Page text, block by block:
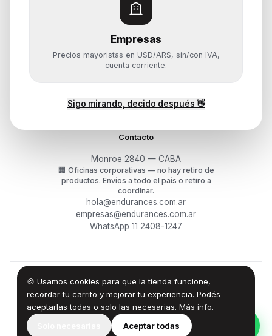
Empresas
Precios mayoristas en USD/ARS, sin/con IVA,
cuenta corriente.
Sigo mirando, decido después 👋
🍪 Usamos cookies para que la tienda funcione,
recordar tu carrito y mejorar tu experiencia. Podés
aceptarlas todas o solo las necesarias. Más info.
Aceptar todas
Monitores y Pantallas
Ayuda
Mis pedidos
¿Cómo querés comprar?
Contacto
Monroe 2840 — CABA
🏢 Oficinas corporativas — no hay retiro de
productos. Envíos a todo el país o retiro a
coordinar.
hola@endurances.com.ar
empresas@endurances.com.ar
WhatsApp 11 2408-1247
© 2026Endurances Technology SA · CUIT 30-71861942-0
Términos·Privacidad ·Devoluciones
100% Design by — Endurances IT